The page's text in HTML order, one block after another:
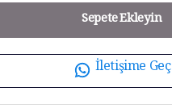
Sepete Ekleyin
İletişime Geç